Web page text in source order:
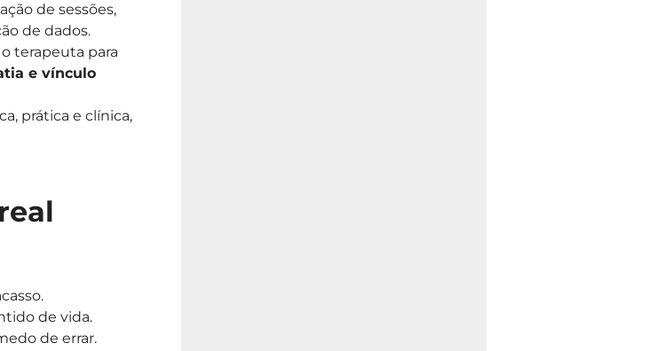
de sessões,
de dados.
terapeuta para
e vínculo
prática e clínica,
de vida.
de errar.